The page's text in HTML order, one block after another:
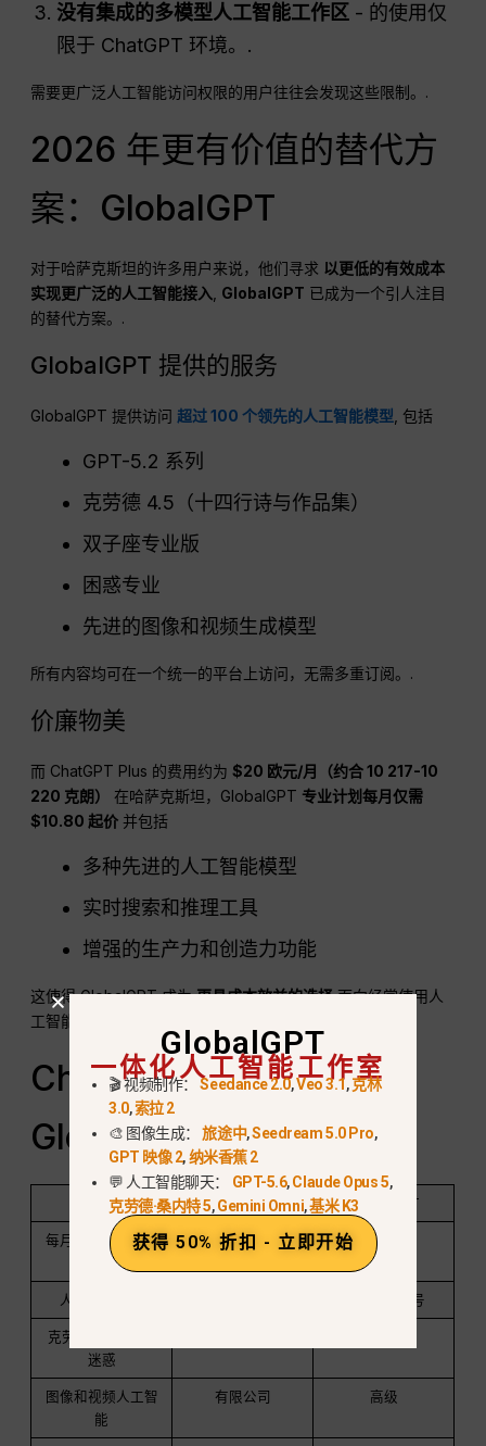
没有集成的多模型人工智能工作区 - 的使用仅
限于 ChatGPT 环境。.
需要更广泛人工智能访问权限的用户往往会发现这些限制。.
2026 年更有价值的替代方
案：GlobalGPT
对于哈萨克斯坦的许多用户来说，他们寻求 以更低的有效成本
实现更广泛的人工智能接入 GlobalGPT 已成为一个引人注目
的替代方案。.
GlobalGPT 提供的服务
GlobalGPT 提供访问 超过 100 个领先的人工智能模型 , 包括
GPT-5.2 系列
克劳德 4.5（十四行诗与作品集）
双子座专业版
困惑专业
先进的图像和视频生成模型
所有内容均可在一个统一的平台上访问，无需多重订阅。.
价廉物美
而 ChatGPT Plus 的费用约为$20 欧元/月（约合 10 217-10
220 克朗）
在哈萨克斯坦，GlobalGPT 专业计划每月仅需
$10.80 起价 并包括
多种先进的人工智能模型
实时搜索和推理工具
增强的生产力和创造力功能
这使得 GlobalGPT 成为更具成本效益的选择面向经常使用人
工智能的创作者、专业人士和学生。.
ChatGPT Plus 与
GlobalGPT（快速比较）
特点 聊天 GPT Plus GlobalGPT
每月费用（克朗）
~$20
~$10.80
人工智能模型 100 多种型号
克劳德 / 双子座 /
迷惑
图像和视频人工智
能
有限公司 高级
GlobalGPT
一体化人工智能工作室
🎬 视频制作：Seedance 2.0,Veo 3.1,克林
3.0,索拉 2
🎨 图像生成：旅途中,Seedream 5.0 Pro,
GPT 映像 2,纳米香蕉 2
💬 人工智能聊天： GPT-5.6,Claude Opus 5,
克劳德·桑内特 5,Gemini Omni,基米 K3
获得 50% 折扣 - 立即开始